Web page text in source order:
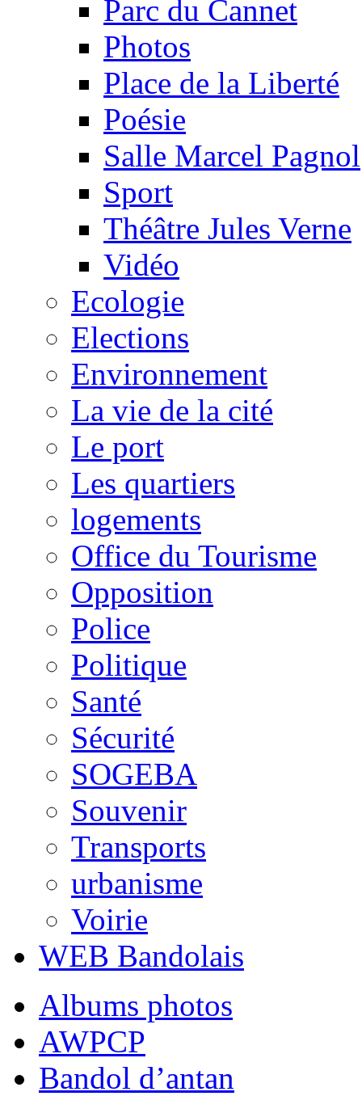
Parc du Cannet
Photos
Place de la Liberté
Poésie
Salle Marcel Pagnol
Sport
Théâtre Jules Verne
Vidéo
Ecologie
Elections
Environnement
La vie de la cité
Le port
Les quartiers
logements
Office du Tourisme
Opposition
Police
Politique
Santé
Sécurité
SOGEBA
Souvenir
Transports
urbanisme
Voirie
WEB Bandolais
Albums photos
AWPCP
Bandol d’antan